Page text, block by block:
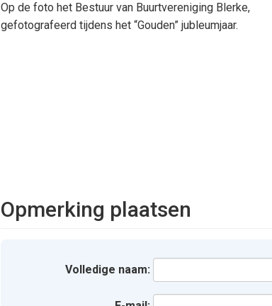
Op de foto het Bestuur van Buurtvereniging Blerke,
gefotografeerd tijdens het “Gouden” jubleumjaar.
Opmerking plaatsen
Volledige naam: